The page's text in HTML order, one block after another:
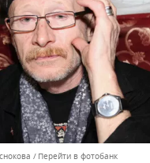
Перейти в фотобанк